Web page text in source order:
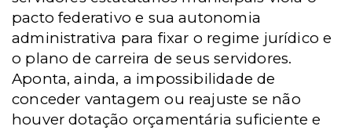
pacto federativo e sua autonomia
administrativa para fixar o regime jurídico e
o plano de carreira de seus servidores.
Aponta, ainda, a impossibilidade de
conceder vantagem ou reajuste se não
houver dotação orçamentária suficiente e